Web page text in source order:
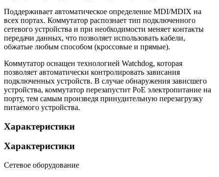
Поддерживает автоматическое определение MDI/MDIX на
всех портах. Коммутатор распознает тип подключенного
сетевого устройства и при необходимости меняет контакты
передачи данных, что позволяет использовать кабели,
обжатые любым способом (кроссовые и прямые).
Коммутатор оснащен технологией Watchdog, которая
позволяет автоматически контролировать зависания
подключенных устройств. В случае обнаружения зависшего
устройства, коммутатор перезапустит PoE электропитание на
порту, тем самым произведя принудительную перезагрузку
питаемого устройства.
Характеристики
Характеристики
Сетевое оборудование